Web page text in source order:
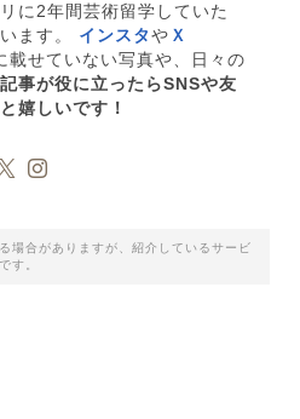
に2年間芸術留学していた
ます。 インスタ や Ｘ
載せていない写真や、日々の
記事が役に立ったらSNSや友
嬉しいです！
場合がありますが、紹介しているサービ
す。